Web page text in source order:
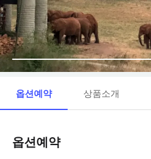
옵션예약 상품소개
옵션예약